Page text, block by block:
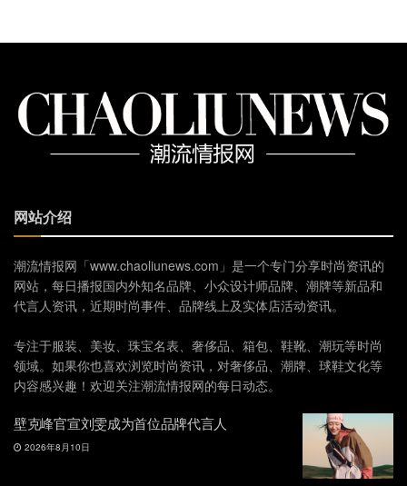
网站介绍
潮流情报网「www.chaoliunews.com」是一个专门分享时尚资讯的
网站，每日播报国内外知名品牌、小众设计师品牌、潮牌等新品和
代言人资讯，近期时尚事件、品牌线上及实体店活动资讯。
专注于服装、美妆、珠宝名表、奢侈品、箱包、鞋靴、潮玩等时尚
领域。如果你也喜欢浏览时尚资讯，对奢侈品、潮牌、球鞋文化等
内容感兴趣！欢迎关注潮流情报网的每日动态。
壁克峰官宣刘雯成为首位品牌代言人
2026年8月10日